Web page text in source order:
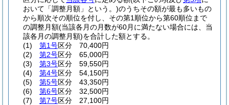
おいて「調整月額」という。)のうちその額が最も多いもの
から順次その順位を付し、その第1順位から第60順位まで
の調整月額(当該各月の月数が60月に満たない場合には、当
該各月の調整月額)を合計した額とする。
(1)
第1号区分 70,400円
(2)
第2号区分 65,000円
(3)
第3号区分 59,550円
(4)
第4号区分 54,150円
(5)
第5号区分 43,350円
(6)
第6号区分 32,500円
(7)
第7号区分 27,100円